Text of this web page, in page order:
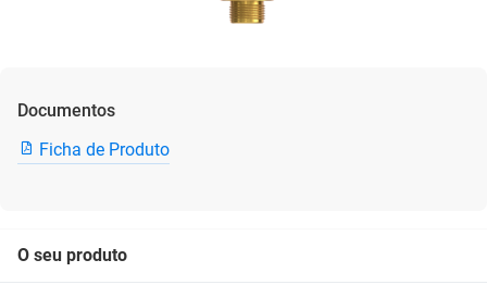
Documentos
Ficha de Produto
O seu produto